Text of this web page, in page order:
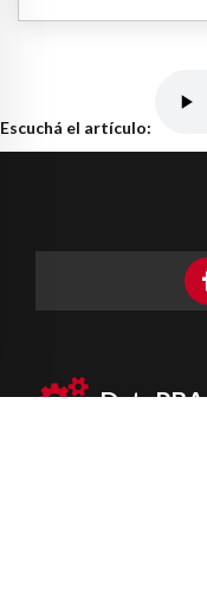
Escuchá el artículo:
DataPBA